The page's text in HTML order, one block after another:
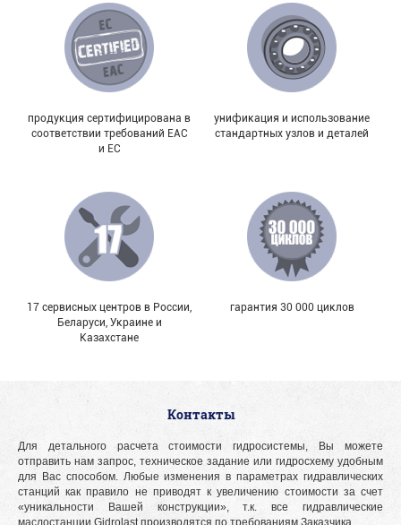
продукция сертифицирована в
соответствии требований EAC
и EC
унификация и использование
стандартных узлов и деталей
17 сервисных центров в России,
Беларуси, Украине и
Казахстане
гарантия 30 000 циклов
Контакты
Для детального расчета стоимости гидросистемы, Вы можете
отправить нам запрос, техническое задание или гидросхему удобным
для Вас способом. Любые изменения в параметрах гидравлических
станций как правило не приводят к увеличению стоимости за счет
«уникальности Вашей конструкции», т.к. все гидравлические
маслостанции Gidrolast производятся по требованиям Заказчика.